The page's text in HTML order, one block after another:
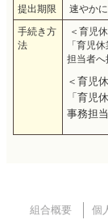
提出期限 速やかに
手続き方
法
＜育児
「育児
担当者へ
＜育児
「育児
事務担
組合概要 個